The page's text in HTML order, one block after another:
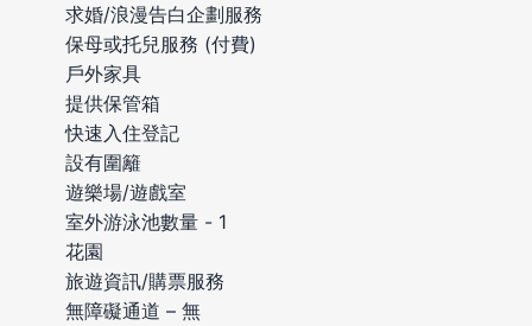
求婚/浪漫告白企劃服務
保母或托兒服務 (付費)
戶外家具
提供保管箱
快速入住登記
設有圍籬
遊樂場/遊戲室
室外游泳池數量 - 1
花園
旅遊資訊/購票服務
無障礙通道 – 無